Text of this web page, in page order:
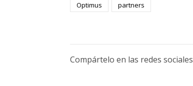
Optimus
partners
Compártelo en las redes sociales